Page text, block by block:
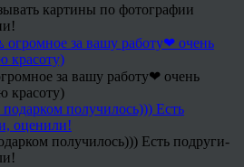
картины по фотографии
за вашу работу❤ очень
красоту)
получилось))) Есть подруги-